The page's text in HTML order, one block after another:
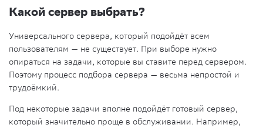
Какой сервер выбрать?
Универсального сервера, который подойдёт всем
пользователям — не существует. При выборе нужно
опираться на задачи, которые вы ставите перед сервером.
Поэтому процесс подбора сервера — весьма непростой и
трудоёмкий.
Под некоторые задачи вполне подойдёт готовый сервер,
который значительно проще в обслуживании. Например,